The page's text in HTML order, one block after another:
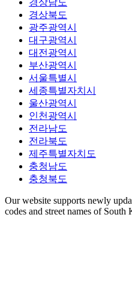
경상남도
경상북도
광주광역시
대구광역시
대전광역시
부산광역시
서울특별시
세종특별자치시
울산광역시
인천광역시
전라남도
전라북도
제주특별자치도
충청남도
충청북도
Our website supports newly
codes and street names of South